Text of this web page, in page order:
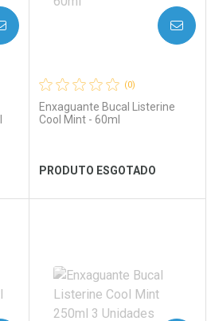
Ver Desconto Convênio
(0)
Enxaguante Bucal Listerine
Cool Mint - 60ml
PRODUTO ESGOTADO
AVISE-ME
Laboratório
Por Menos